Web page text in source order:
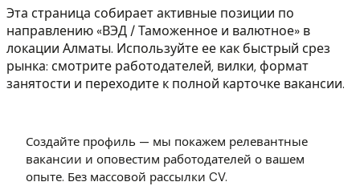
Эта страница собирает активные позиции по
направлению «ВЭД / Таможенное и валютное» в
локации Алматы. Используйте ее как быстрый срез
рынка: смотрите работодателей, вилки, формат
занятости и переходите к полной карточке вакансии.
Создайте профиль — мы покажем релевантные
вакансии и оповестим работодателей о вашем
опыте. Без массовой рассылки CV.